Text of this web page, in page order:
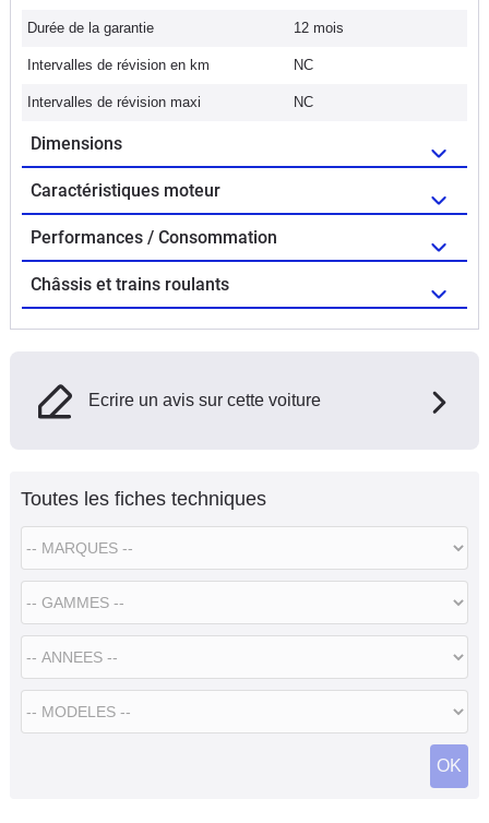
Durée de la garantie 12 mois
Intervalles de révision en km NC
Intervalles de révision maxi NC
Dimensions
Caractéristiques moteur
Performances / Consommation
Châssis et trains roulants
Ecrire un avis sur cette voiture
Toutes les fiches techniques